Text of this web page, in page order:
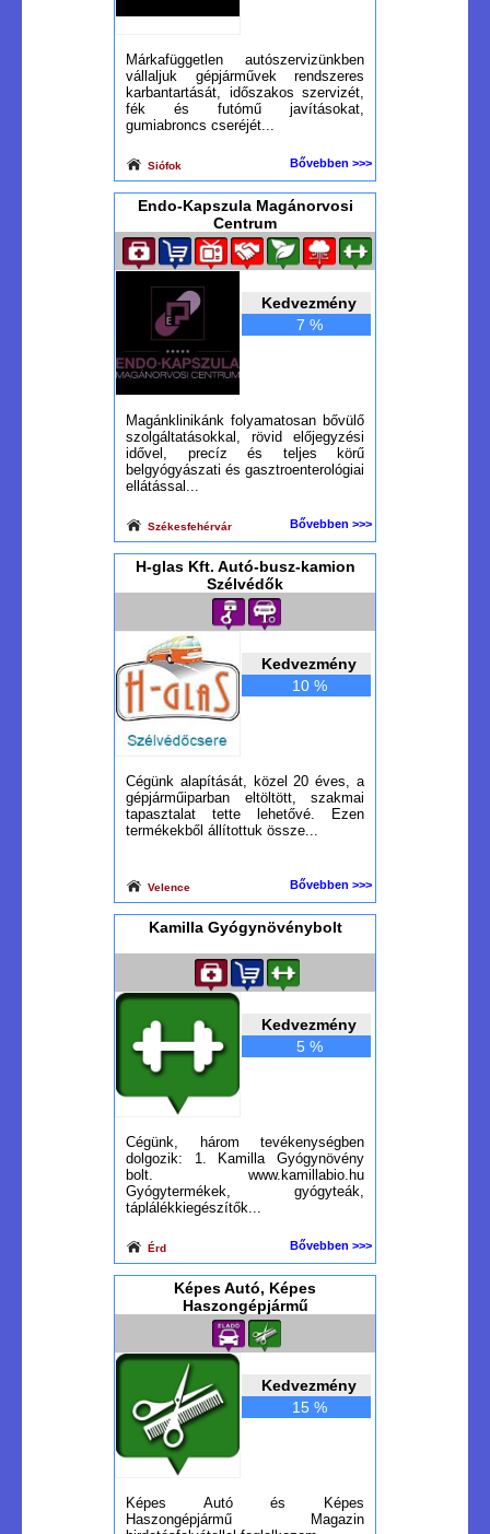
Márkafüggetlen autószervizünkben
vállaljuk gépjárművek rendszeres
karbantartását, időszakos szervizét,
fék és futómű javításokat,
gumiabroncs cseréjét...
Siófok Bővebben >>>
Endo-Kapszula Magánorvosi
Centrum
Kedvezmény
7 %
Magánklinikánk folyamatosan bővülő
szolgáltatásokkal, rövid előjegyzési
idővel, precíz és teljes körű
belgyógyászati és gasztroenterológiai
ellátással...
Székesfehérvár Bővebben >>>
H-glas Kft. Autó-busz-kamion
Szélvédők
Kedvezmény
10 %
Cégünk alapítását, közel 20 éves, a
gépjárműiparban eltöltött, szakmai
tapasztalat tette lehetővé. Ezen
termékekből állítottuk össze...
Velence Bővebben >>>
Kamilla Gyógynövénybolt
Kedvezmény
5 %
Cégünk, három tevékenységben
dolgozik: 1. Kamilla Gyógynövény
bolt. www.kamillabio.hu
Gyógytermékek, gyógyteák,
táplálékkiegészítők...
Érd Bővebben >>>
Képes Autó, Képes
Haszongépjármű
Kedvezmény
15 %
Képes Autó és Képes
Haszongépjármű Magazin